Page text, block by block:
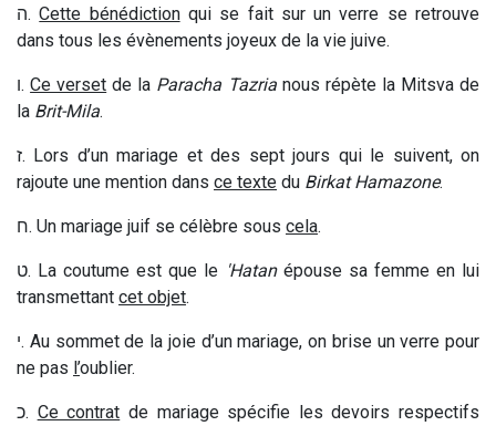
ה. Cette bénédictionqui se fait sur un verre se retrouve
dans tous les évènements joyeux de la vie juive.
ו.Ce verset de la Paracha Tazrianous répète la Mitsva de
la Brit-Mila.
ז. Lors d’un mariage et des sept jours qui le suivent, on
rajoute une mention dans ce texte du Birkat Hamazone.
ח. Un mariage juif se célèbre sous cela.
ט. La coutume est que le 'Hatanépouse sa femme en lui
transmettant cet objet.
י. Au sommet de la joie d’un mariage, on brise un verre pour
ne pas l’oublier.
כ. Ce contrat de mariage spécifie les devoirs respectifs